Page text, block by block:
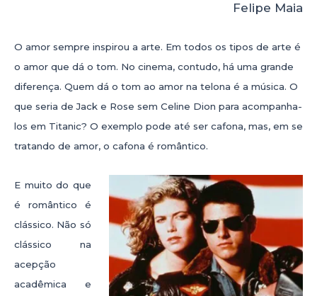
p
o
k
Felipe Maia
O amor sempre inspirou a arte. Em todos os tipos de arte é
o amor que dá o tom. No cinema, contudo, há uma grande
diferença. Quem dá o tom ao amor na telona é a música. O
que seria de Jack e Rose sem Celine Dion para acompanha-
los em Titanic? O exemplo pode até ser cafona, mas, em se
tratando de amor, o cafona é romântico.
E muito do que
é romântico é
clássico. Não só
clássico na
acepção
acadêmica e